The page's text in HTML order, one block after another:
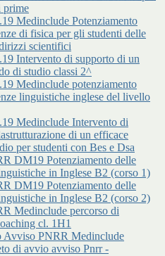
prime
Medinclude Potenziamento
di fisica per gli studenti delle
scientifici
Intervento di supporto di un
di studio classi 2^
Medinclude potenziamento
linguistiche inglese del livello
Medinclude Intervento di
di un efficace
per studenti con Bes e Dsa
DM19 Potenziamento delle
in Inglese B2 (corso 1)
DM19 Potenziamento delle
in Inglese B2 (corso 2)
Medinclude percorso di
cl. 1H1
PNRR Medinclude
di avvio avviso Pnrr -